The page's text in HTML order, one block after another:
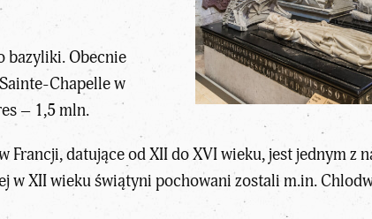
bazyliki. Obecnie
Chapelle w
– 1,5 mln.
datujące od XII do XVI wieku, jest jednym z
w XII wieku świątyni pochowani zostali m.in.